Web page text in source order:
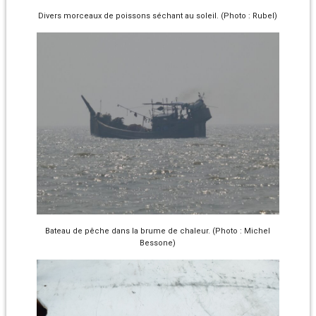
Divers morceaux de poissons séchant au soleil. (Photo : Rubel)
Bateau de pêche dans la brume de chaleur. (Photo : Michel
Bessone)